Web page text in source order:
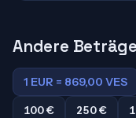
Andere Beträge
1 EUR = 869,00 VES
100 €
250 €